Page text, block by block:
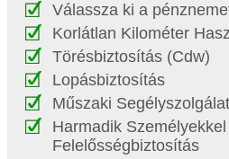
Válassza ki a
Korlátlan Kilométer
Törésbiztosítás (Cdw)
Lopásbiztosítás
Műszaki Segélyszolgálat
Harmadik
Felelősségbiztosítás